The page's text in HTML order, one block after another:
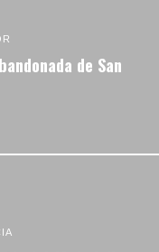
de San